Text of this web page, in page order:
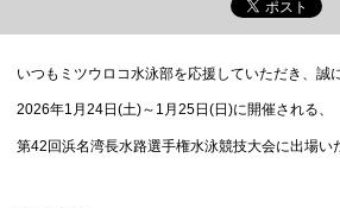
いつもミツウロコ水泳部を応援していただき、誠
2026年1月24日(土)～1月25日(日)に開催される、
第42回浜名湾長水路選手権水泳競技大会に出場い